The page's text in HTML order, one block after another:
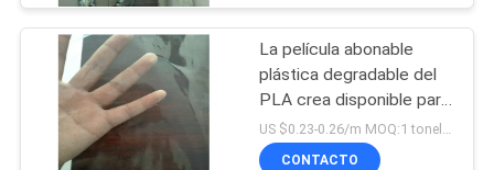
La película abonable
plástica degradable del
PLA crea disponible para
requisitos particulares
US $0.23-0.26/m MOQ:1 tonelada
CONTACTO